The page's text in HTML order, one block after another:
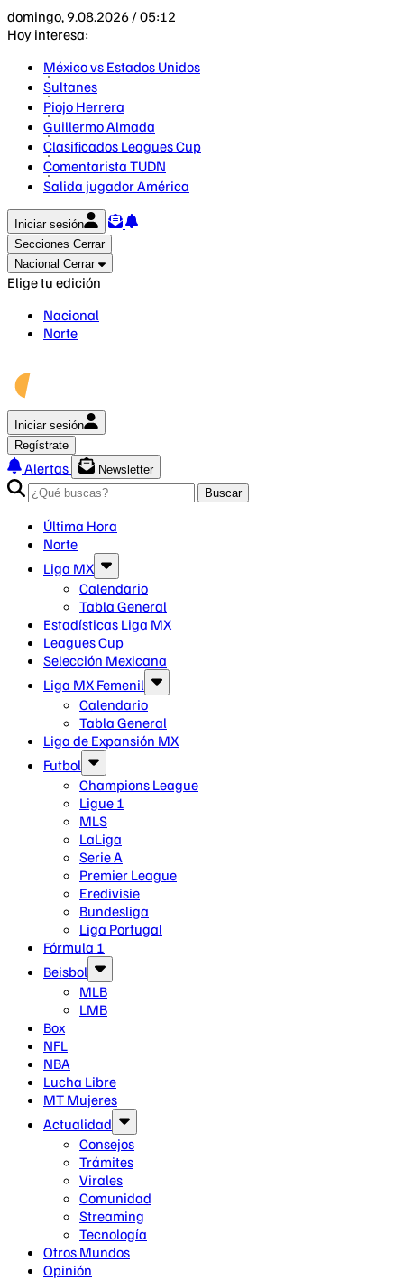
domingo, 9.08.2026 / 05:12
Hoy interesa:
México vs Estados Unidos
Sultanes
Piojo Herrera
Guillermo Almada
Clasificados Leagues Cup
Comentarista TUDN
Salida jugador América
Iniciar sesión
Secciones Cerrar
Nacional Cerrar
Elige tu edición
Nacional
Norte
Iniciar sesión
Regístrate
Alertas
Newsletter
Buscar
Última Hora
Norte
Liga MX
Calendario
Tabla General
Estadísticas Liga MX
Leagues Cup
Selección Mexicana
Liga MX Femenil
Calendario
Tabla General
Liga de Expansión MX
Futbol
Champions League
Ligue 1
MLS
LaLiga
Serie A
Premier League
Eredivisie
Bundesliga
Liga Portugal
Fórmula 1
Beisbol
MLB
LMB
Box
NFL
NBA
Lucha Libre
MT Mujeres
Actualidad
Consejos
Trámites
Virales
Comunidad
Streaming
Tecnología
Otros Mundos
Opinión